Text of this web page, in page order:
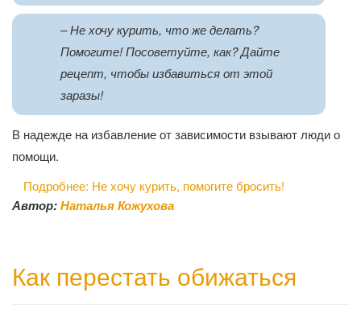
– Не хочу курить, что же делать?
Помогите! Посоветуйте, как? Дайте
рецепт, чтобы избавиться от этой
заразы!
В надежде на избавление от зависимости взывают люди о
помощи.
Подробнее: Не хочу курить, помогите бросить!
Автор:Наталья Кожухова
Как перестать обижаться